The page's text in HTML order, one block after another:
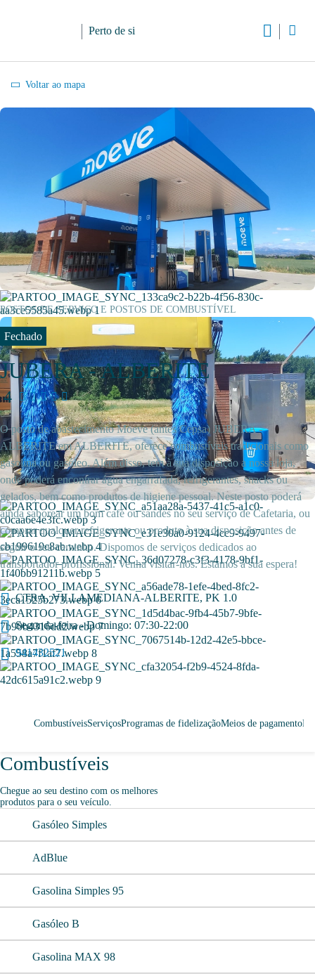
Perto de si
Voltar ao mapa
POSTOS DE SERVIÇO E POSTOS DE COMBUSTÍVEL
Fechado
JUBERA - ALBERITE
4
O posto de abastecimento Moeve (antes Cepsa) JUBERA -
ALBERITE em ALBERITE, oferece combustíveis tradicionais como
gasolina ou gasóleo. Além disso, tem à sua disposição a nossa loja,
onde poderá encontrar água engarrafada, refrigerantes, snacks ou
gelados, bem como produtos de higiene pessoal. Neste posto poderá
ainda saborear um bom café ou sandes no seu serviço de Cafetaria, ou
comprar qualquer refrigerante ou produto à sua disposição antes de
seguir o seu caminho. Dispomos de serviços dedicados ao
transportador profissional. Venha visitar-nos. Estamos à sua espera!
CTRA. VILLAMEDIANA-ALBERITE, PK 1.0
Segunda-feira - Domingo: 07:30-22:00
941432521
CombustíveisServiçosProgramas de fidelizaçãoMeios de pagamento
Combustíveis
Chegue ao seu destino com os melhores
produtos para o seu veículo.
Gasóleo Simples
AdBlue
Gasolina Simples 95
Gasóleo B
Gasolina MAX 98